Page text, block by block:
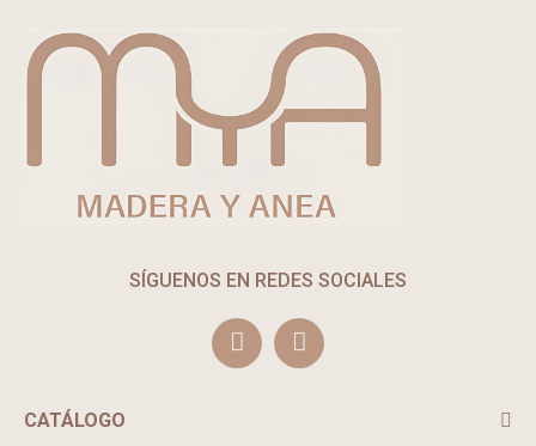
SÍGUENOS EN REDES SOCIALES
CATÁLOGO